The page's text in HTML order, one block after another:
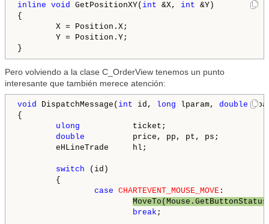
inline void GetPositionXY( int &X, int &Y)
{
X = Position.X;
Y = Position.Y;
}
Pero volviendo a la clase C_OrderView tenemos un punto
interesante que también merece atención:
void DispatchMessage( int id, long lparam, double
{
ulong ticket;
double price, pp, pt, ps;
eHLineTrade     hl;
switch (id)
{
case CHARTEVENT_MOUSE_MOVE :
break ;